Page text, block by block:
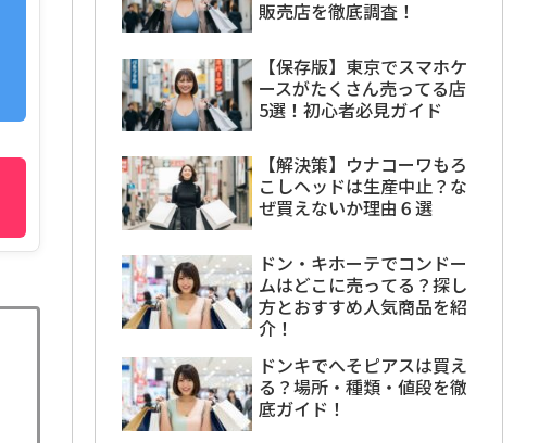
販売店を徹底調査！
【保存版】東京でスマホケ
ースがたくさん売ってる店
5選！初心者必見ガイド
【解決策】ウナコーワもろ
こしヘッドは生産中止？な
ぜ買えないか理由６選
ドン・キホーテでコンドー
ムはどこに売ってる？探し
方とおすすめ人気商品を紹
介！
ドンキでへそピアスは買え
る？場所・種類・値段を徹
底ガイド！